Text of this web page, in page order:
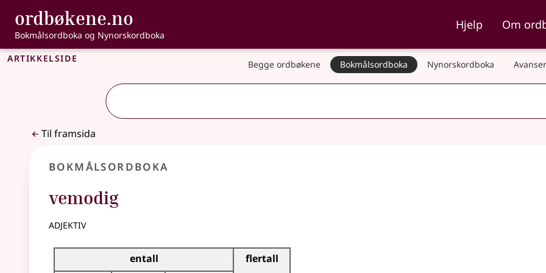
Gå til hovudinnhald
Tilgjenge
ordbøkene.no , Bokmålsordboka og Nynorskordboka
Bokmålsordboka og Nynorskordboka
Hjelp Om
Artikkelside Begge ordbøkene Bokmålsordboka Nynorskordboka
Til framsida
Bokmålsordboka
vemodig
adjektiv
Bøyingstabell for dette adjektivet
entall flertall